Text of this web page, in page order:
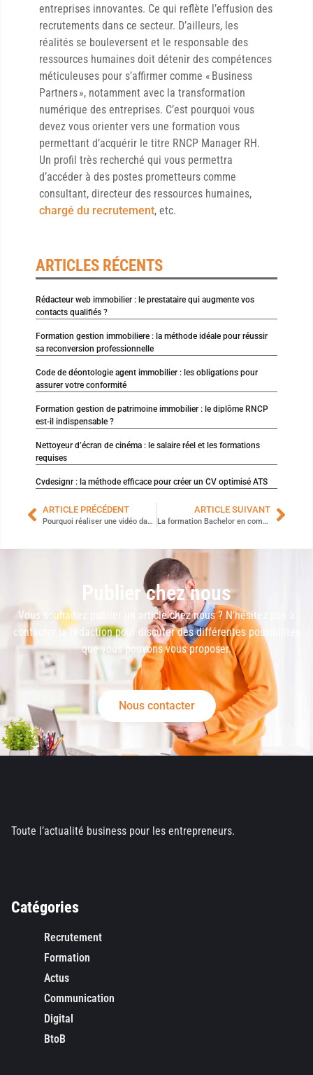
entreprises innovantes. Ce qui reflète l’effusion des
recrutements dans ce secteur. D’ailleurs, les
réalités se bouleversent et le responsable des
ressources humaines doit détenir des compétences
méticuleuses pour s’affirmer comme « Business
Partners », notamment avec la transformation
numérique des entreprises. C’est pourquoi vous
devez vous orienter vers une formation vous
permettant d’acquérir le titre RNCP Manager RH.
Un profil très recherché qui vous permettra
d’accéder à des postes prometteurs comme
consultant, directeur des ressources humaines,
chargé du recrutement, etc.
ARTICLES RÉCENTS
Rédacteur web immobilier : le prestataire qui augmente vos
contacts qualifiés ?
Formation gestion immobiliere : la méthode idéale pour réussir
sa reconversion professionnelle
Code de déontologie agent immobilier : les obligations pour
assurer votre conformité
Formation gestion de patrimoine immobilier : le diplôme RNCP
est-il indispensable ?
Nettoyeur d’écran de cinéma : le salaire réel et les formations
requises
Cvdesignr : la méthode efficace pour créer un CV optimisé ATS
ARTICLE PRÉCÉDENT
Pourquoi réaliser une vidéo dans le cadre de sa stratégie de communication ?
ARTICLE SUIVANT
La formation Bachelor en communication digitale plurimédia : un tremplin vers une carrière prometteuse
Publier chez nous
Vous souhaitez publier un article chez nous ? N’hésitez pas à
contacter la rédaction pour discuter des différentes possibilités
que vous pouvons vous proposer.
Nous contacter
Toute l’actualité business pour les entrepreneurs.
Catégories
Recrutement
Formation
Actus
Communication
Digital
BtoB